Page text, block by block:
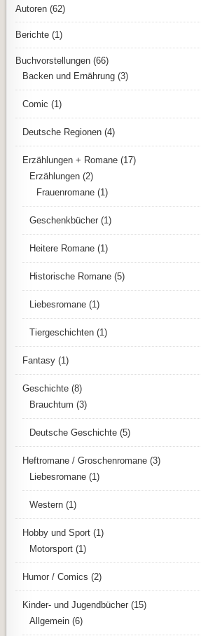
Autoren (62)
Berichte (1)
Buchvorstellungen (66)
Backen und Ernährung (3)
Comic (1)
Deutsche Regionen (4)
Erzählungen + Romane (17)
Erzählungen (2)
Frauenromane (1)
Geschenkbücher (1)
Heitere Romane (1)
Historische Romane (5)
Liebesromane (1)
Tiergeschichten (1)
Fantasy (1)
Geschichte (8)
Brauchtum (3)
Deutsche Geschichte (5)
Heftromane / Groschenromane (3)
Liebesromane (1)
Western (1)
Hobby und Sport (1)
Motorsport (1)
Humor / Comics (2)
Kinder- und Jugendbücher (15)
Allgemein (6)